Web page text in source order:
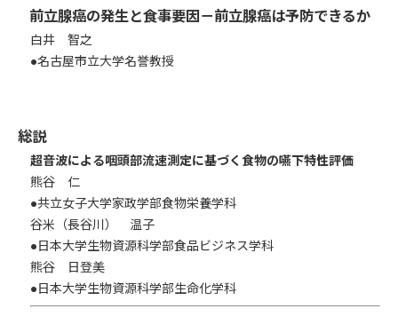
前立腺癌の発生と食事要因－前立腺癌は予防できるか
白井 智之
●名古屋市立大学名誉教授
総説
超音波による咽頭部流速測定に基づく食物の嚥下特性評価
熊谷 仁
●共立女子大学家政学部食物栄養学科
谷米（長谷川） 温子
●日本大学生物資源科学部食品ビジネス学科
熊谷 日登美
●日本大学生物資源科学部生命化学科